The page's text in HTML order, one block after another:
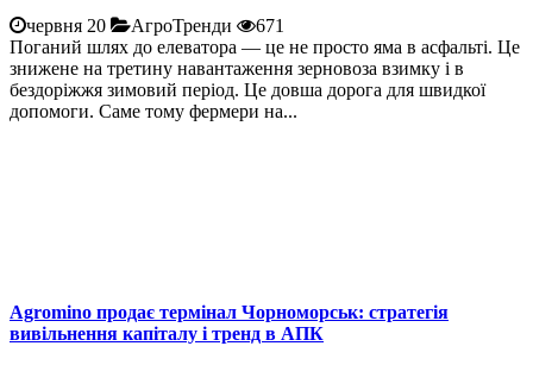
червня 20 АгроТренди
671
Поганий шлях до елеватора — це не просто яма в асфальті. Це
знижене на третину навантаження зерновоза взимку і в
бездоріжжя зимовий період. Це довша дорога для швидкої
допомоги. Саме тому фермери на...
Agromino продає термінал Чорноморськ: стратегія
вивільнення капіталу і тренд в АПК